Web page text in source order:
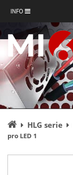
INFO
Úvodní
stránka
HLG serie
pro LED 1